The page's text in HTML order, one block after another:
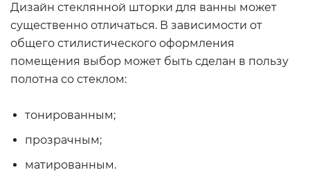
Дизайн стеклянной шторки для ванны может
существенно отличаться. В зависимости от
общего стилистического оформления
помещения выбор может быть сделан в пользу
полотна со стеклом:
тонированным;
прозрачным;
матированным.